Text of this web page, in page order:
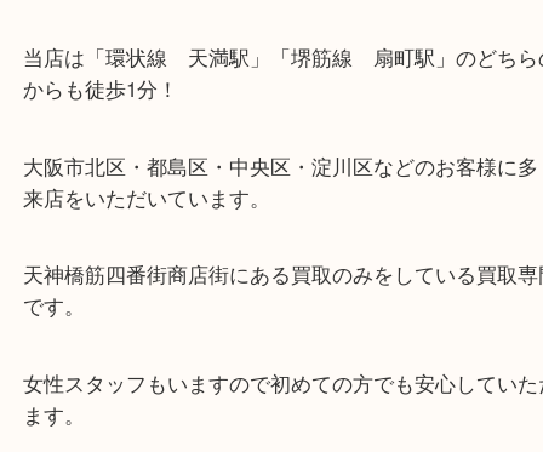
・当店の特徴
当店は「環状線 天満駅」「堺筋線 扇町駅」のど
からも徒歩1分！